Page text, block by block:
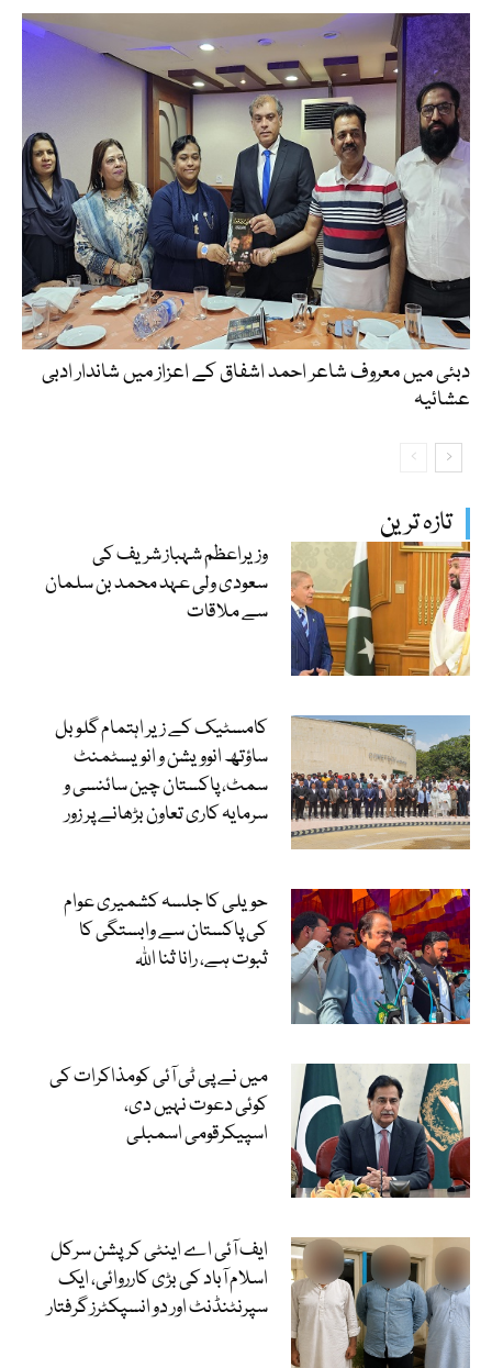
تازہ ترین
وزیراعظم شہباز شریف کی
سعودی ولی عہد محمد بن سلمان
سے ملاقات
کامسٹیک کے زیر اہتمام گلوبل
ساؤتھ انوویشن و انویسٹمنٹ
سمٹ، پاکستان چین سائنسی و
سرمایہ کاری تعاون بڑھانے پر زور
حویلی کا جلسہ کشمیری عوام
کی پاکستان سے وابستگی کا
ثبوت ہے، رانا ثنا اللہ
میں نے پی ٹی آئی کومذاکرات کی
کوئی دعوت نہیں دی،
اسپیکرقومی اسمبلی
ایف آئی اے اینٹی کرپشن سرکل
اسلام آباد کی بڑی کارروائی، ایک
سپرنٹنڈنٹ اور دو انسپکٹرز گرفتار
دبئی میں معروف شاعر احمد اشفاق کے اعزاز میں شاندار ادبی
عشائیہ